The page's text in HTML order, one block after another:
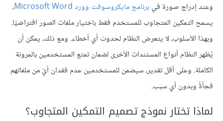
وعند إدراج صورة فيبرنامج مايكروسوفت وورد Microsoft Word
،
يسمح التمكين المتجاوب للمستخدم فقط باختيار ملفات الصور افتراضيًا.
وبهذا الأسلوب، لا يتعرض النظام لحدوث أي أخطاء. ومع ذلك، يمكن أن
يُظهر النظام أنواع المستندات الأخرى لضمان تمتع المستخدمين بالمرونة
الكاملة. وعلى أقل تقدير، سيضمن للمستخدمين عدم فقدان أيّ من ملفاتهم
فجأةً وبدون أي سبب.
لماذا تختار نموذج تصميم التمكين المتجاوب؟